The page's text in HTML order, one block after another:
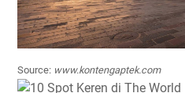
Source: www.kontengaptek.com